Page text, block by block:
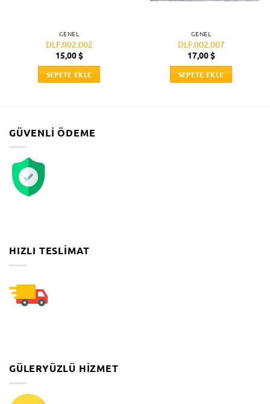
GENEL
DLF.002.002
15,00$
SEPETE EKLE
GENEL
DLF.002.007
17,00$
SEPETE EKLE
GÜVENLI ÖDEME
HIZLI TESLIMAT
GÜLERYÜZLÜ HIZMET